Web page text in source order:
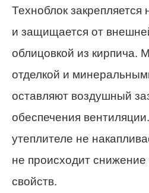
Техноблок закрепляется
и защищается от
облицовкой из кирпича.
отделкой и
оставляют воздушный
обеспечения
утеплителе не
не происходит
свойств.